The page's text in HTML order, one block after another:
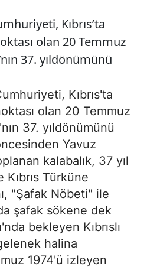
Kıbrıs’ta
olan 20 Temmuz
37. yıldönümünü
Kıbrıs'ta
olan 20 Temmuz
37. yıldönümünü
Yavuz
kalabalık, 37 yıl
Kıbrıs Türküne
"Şafak Nöbeti" ile
şafak sökene dek
bekleyen Kıbrıslı
halina
1974'ü izleyen